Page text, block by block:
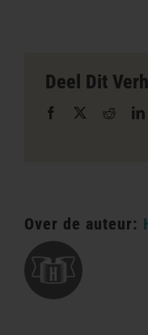
Deel Dit
Facebook Reddit
Over de auteur: